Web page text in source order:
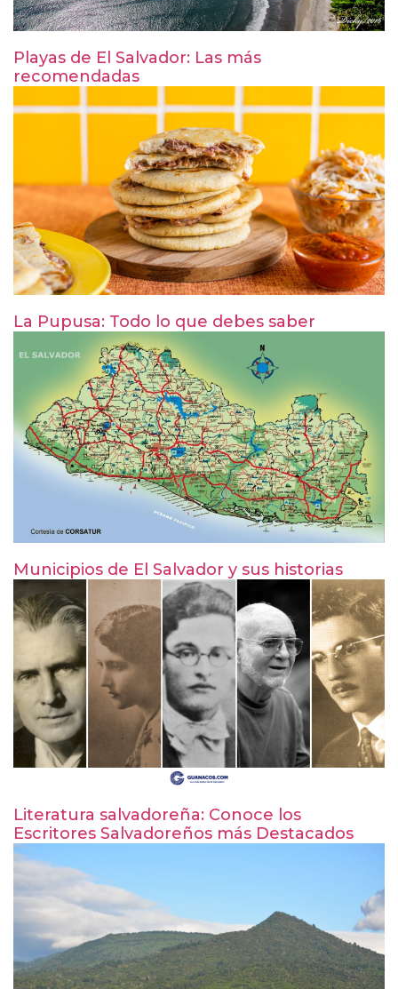
Playas de El Salvador: Las más
recomendadas
La Pupusa: Todo lo que debes saber
Municipios de El Salvador y sus historias
Literatura salvadoreña: Conoce los
Escritores Salvadoreños más Destacados